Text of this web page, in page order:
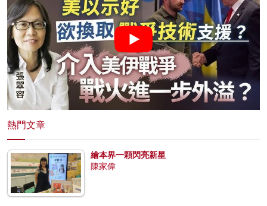
熱門文章
繪本界一顆閃亮新星
陳家偉